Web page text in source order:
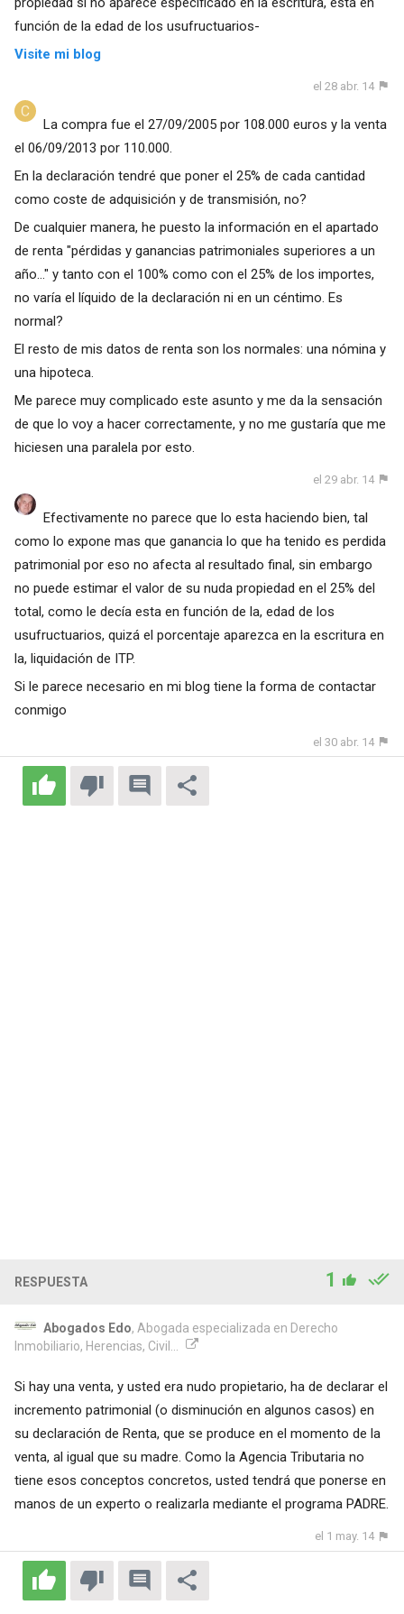
función de la edad de los usufructuarios-
Visite mi blog
el 28 abr. 14
La compra fue el 27/09/2005 por 108.000 euros y la venta
el 06/09/2013 por 110.000.
En la declaración tendré que poner el 25% de cada cantidad
como coste de adquisición y de transmisión, no?
De cualquier manera, he puesto la información en el apartado
de renta "pérdidas y ganancias patrimoniales superiores a un
año..." y tanto con el 100% como con el 25% de los importes,
no varía el líquido de la declaración ni en un céntimo. Es
normal?
El resto de mis datos de renta son los normales: una nómina y
una hipoteca.
Me parece muy complicado este asunto y me da la sensación
de que lo voy a hacer correctamente, y no me gustaría que me
hiciesen una paralela por esto.
el 29 abr. 14
Efectivamente no parece que lo esta haciendo bien, tal
como lo expone mas que ganancia lo que ha tenido es perdida
patrimonial por eso no afecta al resultado final, sin embargo
no puede estimar el valor de su nuda propiedad en el 25% del
total, como le decía esta en función de la, edad de los
usufructuarios, quizá el porcentaje aparezca en la escritura en
la, liquidación de ITP.
Si le parece necesario en mi blog tiene la forma de contactar
conmigo
el 30 abr. 14
RESPUESTA 1
Abogados Edo, Abogada especializada en Derecho
Inmobiliario, Herencias, Civil...
Si hay una venta, y usted era nudo propietario, ha de declarar el
incremento patrimonial (o disminución en algunos casos) en
su declaración de Renta, que se produce en el momento de la
venta, al igual que su madre. Como la Agencia Tributaria no
tiene esos conceptos concretos, usted tendrá que ponerse en
manos de un experto o realizarla mediante el programa PADRE.
el 1 may. 14